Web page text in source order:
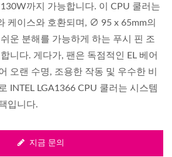
까지 가능합니다. 이 CPU 쿨러는
케이스와 호환되며, ∅ 95 x 65mm의
운 분해를 가능하게 하는 푸시 핀 조
니다. 게다가, 팬은 독점적인 EL 베어
오랜 수명, 조용한 작동 및 우수한 비
INTEL LGA1366 CPU 쿨러는 시스템
입니다.
지금 문의